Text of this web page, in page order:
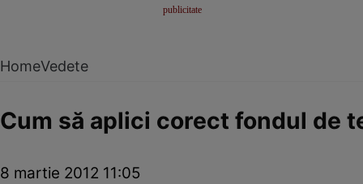
HomeVedete
Cum să aplici corect fondul de
8 martie 2012 11:05